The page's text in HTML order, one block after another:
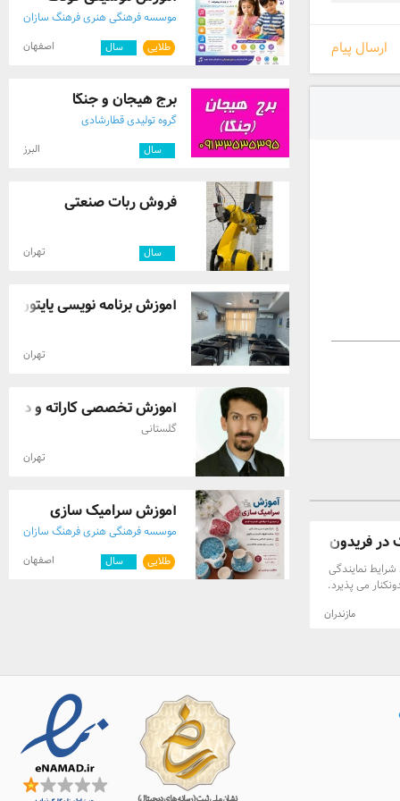
ارسال پیام
فریدون ...
شرایط نمایندگی
می پذیرد.
چرتکه، رباتیک،
و تست
گواهی
داناکاپ ملی
فعالیت
مازندران
موسسه فرهنگی هنری فرهنگ سازان
طلایی سال اصفهان
برج هیجان و جنگا
گروه تولیدی قطارشادی
سال البرز
فروش ربات صنعتی
سال تهران
آموزش برنامه نویسی پایتون
تهران
آموزش تخصصی کاراته و
گلستانی
تهران
آموزش سرامیک سازی
موسسه فرهنگی هنری فرهنگ سازان
طلایی سال اصفهان